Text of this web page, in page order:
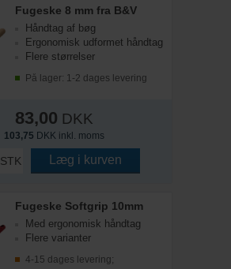
Fugeske 8 mm fra B&V
Håndtag af bøg
Ergonomisk udformet håndtag
Flere størrelser
På lager: 1-2 dages levering
83,00 DKK
103,75 DKK inkl. moms
STK Læg i kurven
Fugeske Softgrip 10mm
Med ergonomisk håndtag
Flere varianter
4-15 dages levering;